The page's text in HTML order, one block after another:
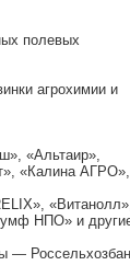
полевых
агрохимии и
«Альтаир»,
«Калина АГРО»,
НПО» и
—